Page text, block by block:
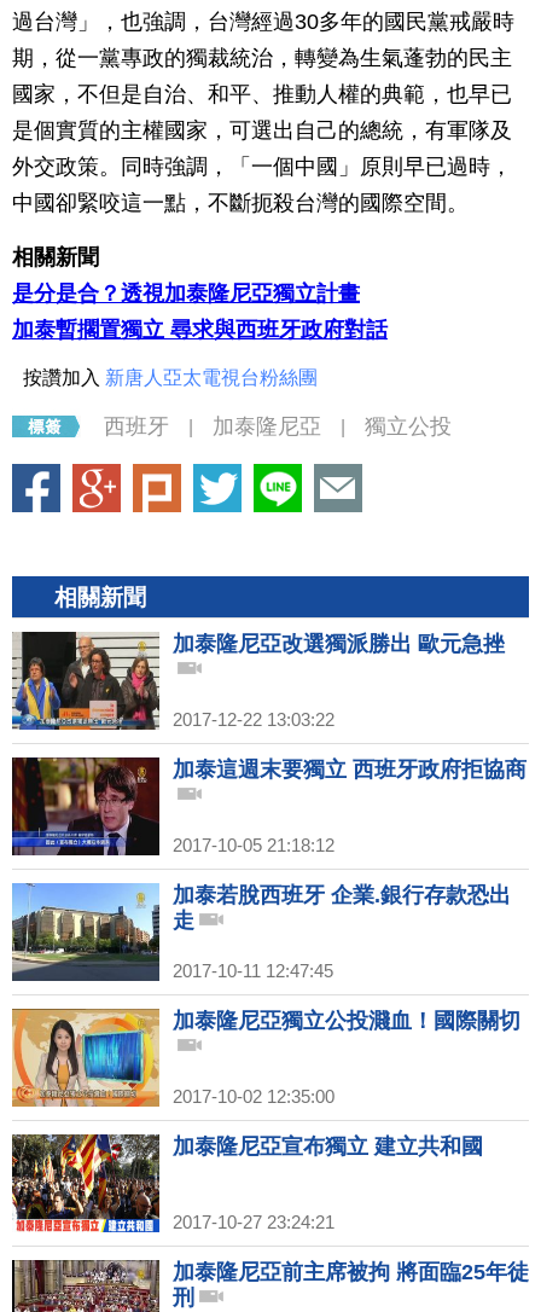
過台灣」，也強調，台灣經過30多年的國民黨戒嚴時
期，從一黨專政的獨裁統治，轉變為生氣蓬勃的民主
國家，不但是自治、和平、推動人權的典範，也早已
是個實質的主權國家，可選出自己的總統，有軍隊及
外交政策。同時強調，「一個中國」原則早已過時，
中國卻緊咬這一點，不斷扼殺台灣的國際空間。
相關新聞
是分是合？透視加泰隆尼亞獨立計畫
加泰暫擱置獨立 尋求與西班牙政府對話
按讚加入 新唐人亞太電視台粉絲團
西班牙 加泰隆尼亞 獨立公投
相關新聞
加泰隆尼亞改選獨派勝出 歐元急挫
2017-12-22 13:03:22
加泰這週末要獨立 西班牙政府拒協商
2017-10-05 21:18:12
加泰若脫西班牙 企業.銀行存款恐出
走
2017-10-11 12:47:45
加泰隆尼亞獨立公投濺血！國際關切
2017-10-02 12:35:00
加泰隆尼亞宣布獨立 建立共和國
2017-10-27 23:24:21
加泰隆尼亞前主席被拘 將面臨25年徒
刑